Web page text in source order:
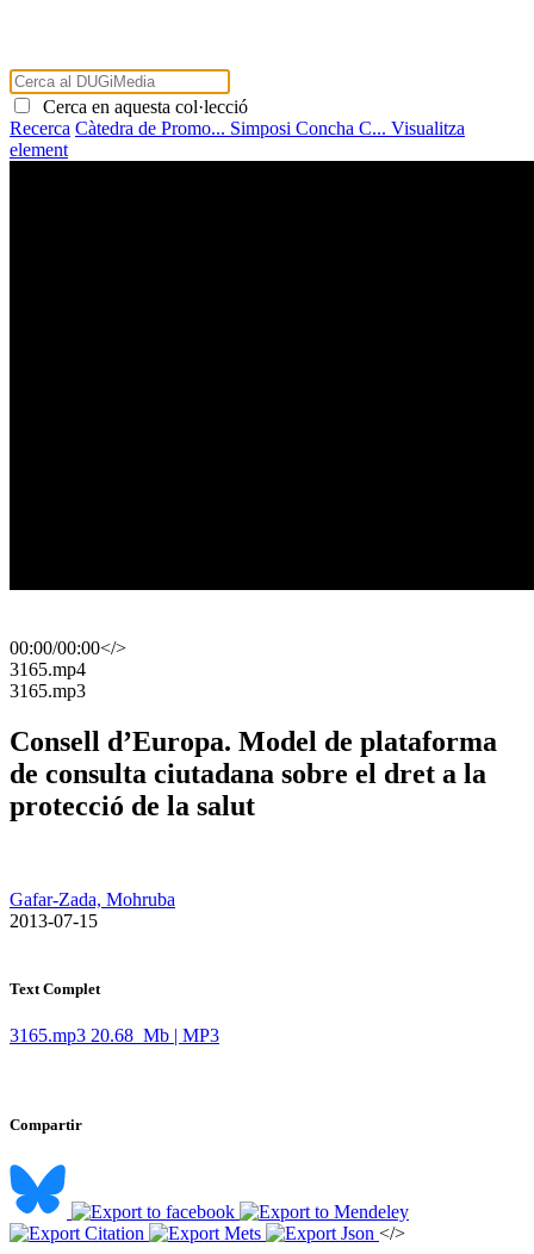
Cerca en aquesta col·lecció
Recerca Càtedra de Promo... Simposi Concha C... Visualitza
element
00:00/00:00</>
​3165.mp4
​3165.mp3
Consell d’Europa. Model de plataforma
de consulta ciutadana sobre el dret a la
protecció de la salut
Gafar-Zada, Mohruba
​ 2013-07-15
Text Complet
3165.mp3 20.68 Mb | MP3
Compartir
</>